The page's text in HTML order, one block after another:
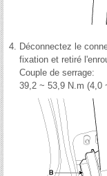
4. Déconnectez le
fixation et retiré
Couple de serrage:
39,2 ~ 53,9 N.m (4,0